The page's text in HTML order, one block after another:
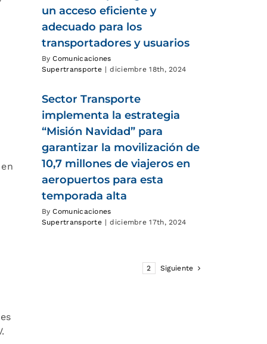
un acceso eficiente y
adecuado para los
transportadores y usuarios
ByComunicaciones
Supertransporte | diciembre 18th, 2024
Sector Transporte
implementa la estrategia
“Misión Navidad” para
garantizar la movilización de
10,7 millones de viajeros en
aeropuertos para esta
temporada alta
ByComunicaciones
Supertransporte | diciembre 17th, 2024
2 Siguiente